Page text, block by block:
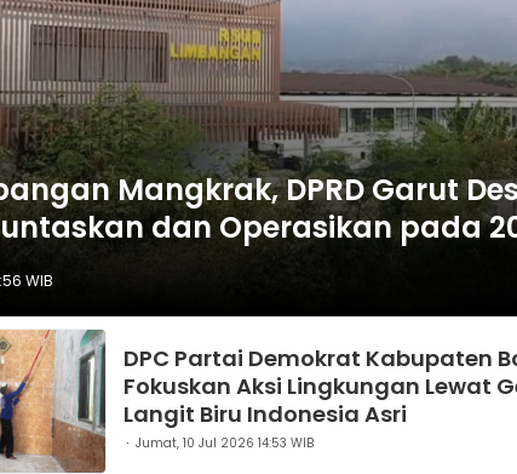
Mangkrak, DPRD Garut
dan Operasikan pada
WIB
DPC Partai Demokrat Kabupaten
Fokuskan Aksi Lingkungan Lewat
Langit Biru Indonesia Asri
Jumat, 10 Jul 2026 14:53 WIB